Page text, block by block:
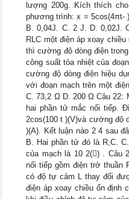
lượng 200g. Kích thích
phương trình: x = 5cos(4πt-
B. 0,04J. C. 2 J. D. 0,02J.
RLC một điện áp xoay
thì cường độ dòng điện
công suất tỏa nhiệt của
cường độ dòng điện hiệu
với đoạn mạch trên một
C. 73,2 Ω D. 200 Ω Câu 22:
hai phần tử mắc nối tiếp.
2cos(100 t )(V)và cường độ
)(A). Kết luận nào 2 4 sau
B. Hai phần tử đó là R,C.
của mạch là 10 2() . Câu
nối tiếp gồm điện trở thuần
có độ tự cảm L thay đổi
điện áp xoay chiều ổn định